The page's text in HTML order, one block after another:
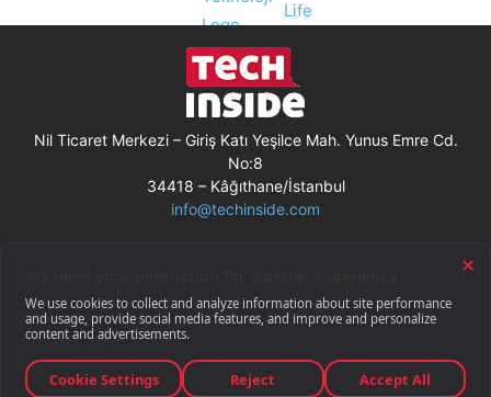
Nil Ticaret Merkezi – Giriş Katı Yeşilce Mah. Yunus Emre Cd.
No:8
34418 – Kâğıthane/İstanbul
info@techinside.com
Gizlilik Bildirimi
RSS
© Techinside.com, İnternet Medyası